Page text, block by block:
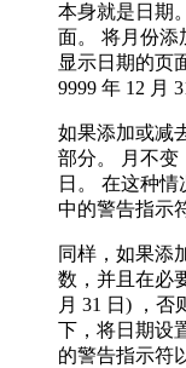
本身就是日期
面。 将月份添
显示日期的页
9999 年 12 月
如果添加或减
部分。 月不变
日。 在这种
中的警告指示
同样，如果添
数，并且在必
月 31 日) ，
下，将日期设
的警告指示符